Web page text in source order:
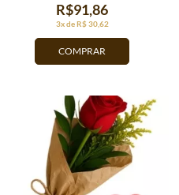
COMPRAR
3x de R$ 30,62
R$91,86